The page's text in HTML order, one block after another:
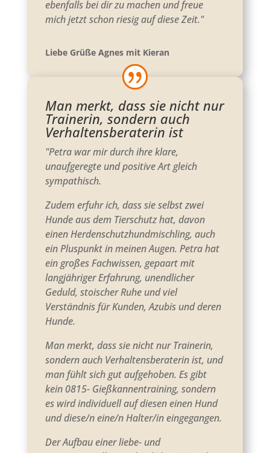
ebenfalls bei dir zu machen und freue
mich jetzt schon riesig auf diese Zeit."
Liebe Grüße Agnes mit Kieran
Man merkt, dass sie nicht nur
Trainerin, sondern auch
Verhaltensberaterin ist
"Petra war mir durch ihre klare,
unaufgeregte und positive Art gleich
sympathisch.
Zudem erfuhr ich, dass sie selbst zwei
Hunde aus dem Tierschutz hat, davon
einen Herdenschutzhundmischling, auch
ein Pluspunkt in meinen Augen. Petra hat
ein großes Fachwissen, gepaart mit
langjähriger Erfahrung, unendlicher
Geduld, stoischer Ruhe und viel
Verständnis für Kunden, Azubis und deren
Hunde.
Man merkt, dass sie nicht nur Trainerin,
sondern auch Verhaltensberaterin ist, und
man fühlt sich gut aufgehoben. Es gibt
kein 0815- Gießkannentraining, sondern
es wird individuell auf diesen einen Hund
und diese/n eine/n Halter/in eingegangen.
Der Aufbau einer liebe- und